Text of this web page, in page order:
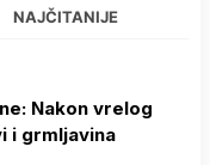
NAJČITANIJE
Nakon vrelog
i grmljavina